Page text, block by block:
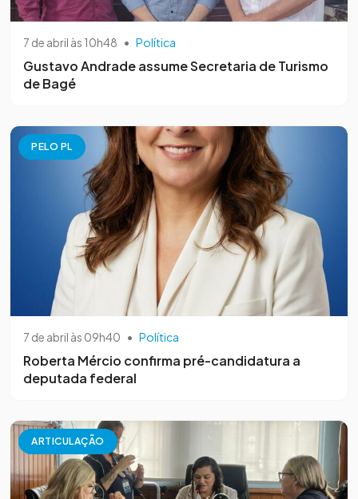
7 de abril às 10h48 • Política
Gustavo Andrade assume Secretaria de Turismo
de Bagé
PELO PL
7 de abril às 09h40 • Política
Roberta Mércio confirma pré-candidatura a
deputada federal
ARTICULAÇÃO